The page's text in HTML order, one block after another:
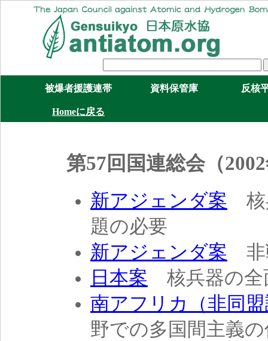
被爆者援護連帯 資料保管庫 反核
Homeに戻る
第57回国連総会（
新アジェンダ案 核
題の必要
新アジェンダ案 非
日本案 核兵器の全
南アフリカ（非同
野での多国間主義